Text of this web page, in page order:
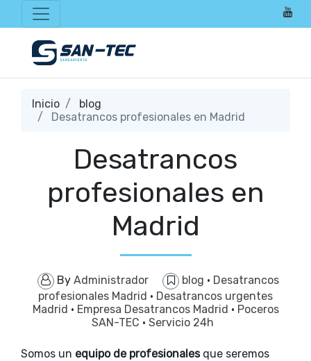
Inicio
blog
Desatrancos profesionales en Madrid
Desatrancos
profesionales en
Madrid
By Administrador blog · Desatrancos
profesionales Madrid · Desatrancos urgentes
Madrid · Empresa Desatrancos Madrid · Poceros
SAN-TEC · Servicio 24h
Somos un equipo de profesionalesque seremos